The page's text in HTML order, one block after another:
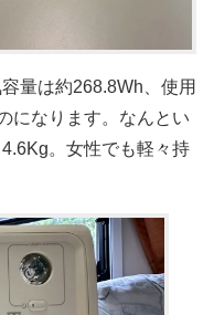
量は約268.8Wh、使用
になります。なんとい
。女性でも軽々持